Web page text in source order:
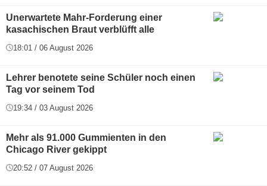
Unerwartete Mahr-Forderung einer
kasachischen Braut verblüfft alle
18:01 / 06 August 2026
Lehrer benotete seine Schüler noch einen
Tag vor seinem Tod
19:34 / 03 August 2026
Mehr als 91.000 Gummienten in den
Chicago River gekippt
20:52 / 07 August 2026